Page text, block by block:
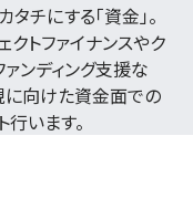
チにする「資⾦」。
クトファイナンスやク
ァンディング⽀援な
に向けた資⾦⾯での
⾏います。